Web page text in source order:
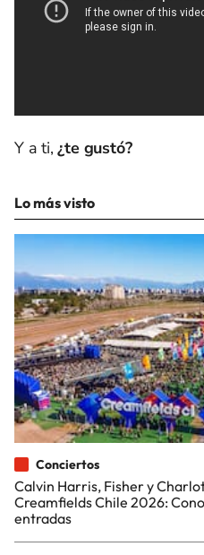
Y a ti,¿te gustó?
Lo más visto
Conciertos
Calvin Harris, Fisher y
Creamfields Chile 2026:
entradas